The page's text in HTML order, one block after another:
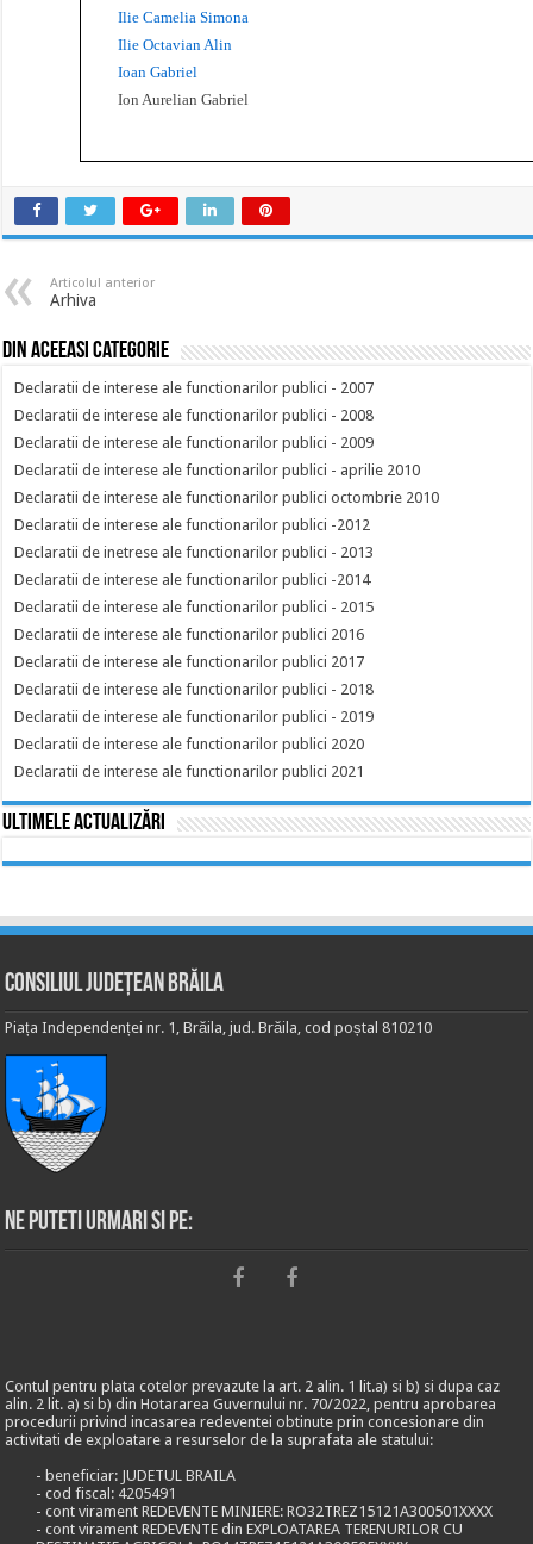
Ilie Camelia Simona
Ilie Octavian Alin
Ioan Gabriel
Ion Aurelian Gabriel
Articolul anterior
Arhiva
Din aceeasi categorie
Declaratii de interese ale functionarilor publici - 2007
Declaratii de interese ale functionarilor publici - 2008
Declaratii de interese ale functionarilor publici - 2009
Declaratii de interese ale functionarilor publici - aprilie 2010
Declaratii de interese ale functionarilor publici octombrie 2010
Declaratii de interese ale functionarilor publici -2012
Declaratii de inetrese ale functionarilor publici - 2013
Declaratii de interese ale functionarilor publici -2014
Declaratii de interese ale functionarilor publici - 2015
Declaratii de interese ale functionarilor publici 2016
Declaratii de interese ale functionarilor publici 2017
Declaratii de interese ale functionarilor publici - 2018
Declaratii de interese ale functionarilor publici - 2019
Declaratii de interese ale functionarilor publici 2020
Declaratii de interese ale functionarilor publici 2021
Ultimele actualizări
Consiliul Județean Brăila
Piața Independenței nr. 1, Brăila, jud. Brăila, cod poștal 810210
Ne puteti urmari si pe:
Contul pentru plata cotelor prevazute la art. 2 alin. 1 lit.a) si b) si dupa caz
alin. 2 lit. a) si b) din Hotararea Guvernului nr. 70/2022, pentru aprobarea
procedurii privind incasarea redeventei obtinute prin concesionare din
activitati de exploatare a resurselor de la suprafata ale statului:
- beneficiar: JUDETUL BRAILA
- cod fiscal: 4205491
- cont virament REDEVENTE MINIERE: RO32TREZ15121A300501XXXX
- cont virament REDEVENTE din EXPLOATAREA TERENURILOR CU